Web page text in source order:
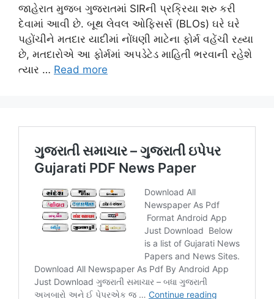
જાહેરાત મુજબ ગુજરાતમાં SIRની પ્રક્રિયા શરુ કરી
દેવામાં આવી છે. બૂથ લેવલ ઓફિસર્સ (BLOs) ઘરે ઘરે
પહોંચીને મતદાર યાદીમાં નોંધણી માટેના ફોર્મ વહેંચી રહ્યા
છે, મતદારોએ આ ફોર્મમાં અપડેટેડ માહિતી ભરવાની રહેશે
ત્યાર … Read more